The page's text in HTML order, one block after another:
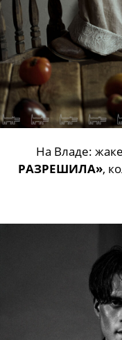
На Владе:
РАЗРЕШИЛА»,